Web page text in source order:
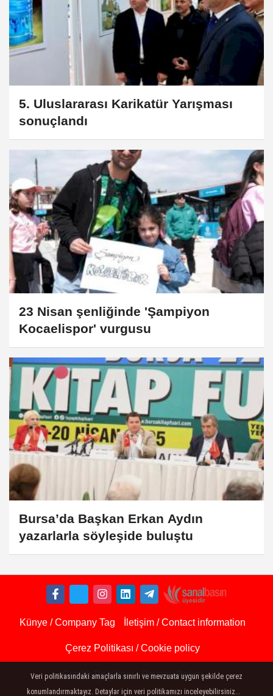
5. Uluslararası Karikatür Yarışması
sonuçlandı
23 Nisan şenliğinde 'Şampiyon
Kocaelispor' vurgusu
Bursa’da Başkan Erkan Aydın
yazarlarla söyleşide buluştu
Künye / Company Tag İletişim / Contact information
Çerez Politikası / Cookie policy
Gizlilik Politikası - Privacy Policy
Veri politikasındaki amaçlarla sınırlı ve mevzuata uygun şekilde çerez
konumlandırmaktayız. Detaylar için veri politikamızı inceleyebilirsiniz...